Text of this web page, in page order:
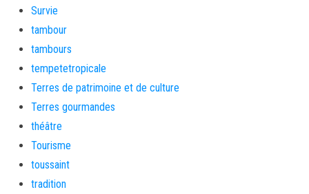
Survie
tambour
tambours
tempetetropicale
Terres de patrimoine et de culture
Terres gourmandes
théâtre
Tourisme
toussaint
tradition